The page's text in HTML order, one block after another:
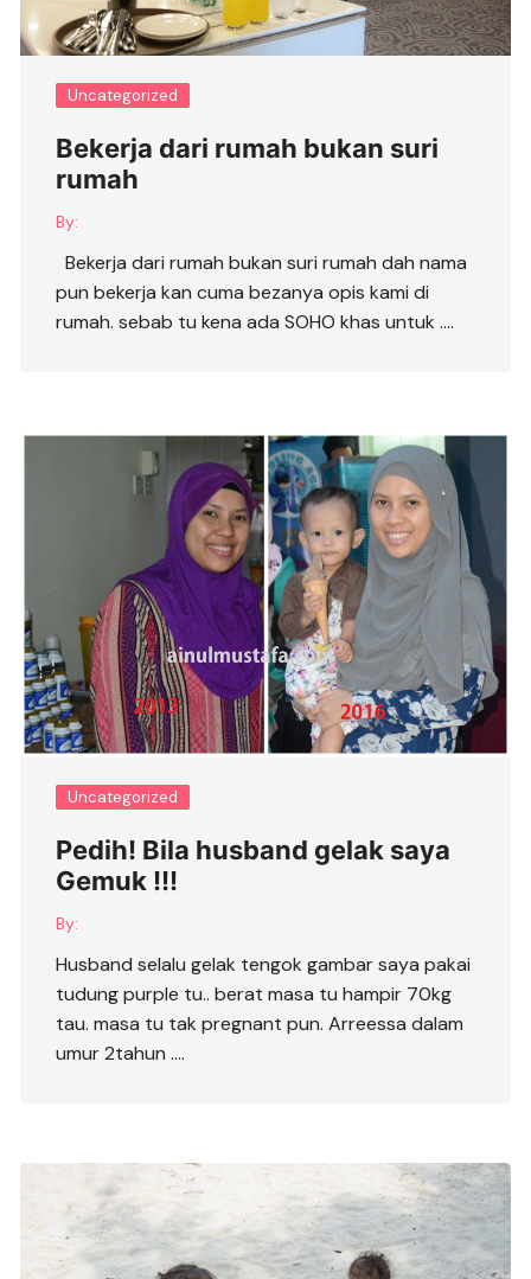
Uncategorized
Bekerja dari rumah bukan suri
rumah
By:
Bekerja dari rumah bukan suri rumah dah nama
pun bekerja kan cuma bezanya opis kami di
rumah. sebab tu kena ada SOHO khas untuk ….
Uncategorized
Pedih! Bila husband gelak saya
Gemuk !!!
By:
Husband selalu gelak tengok gambar saya pakai
tudung purple tu.. berat masa tu hampir 70kg
tau. masa tu tak pregnant pun. Arreessa dalam
umur 2tahun ….